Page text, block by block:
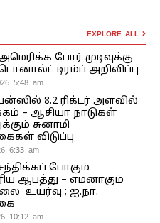
EXPLORE ALL
போர் முடிவுக்கு
டிரம்ப் அறிவிப்பு
5:48 am
8.2 ரிக்டர் அளவில்
– ஆசியா நாடுகள்
சுனாமி
விடுப்பு
6:33 am
போகும்
ஆபத்து – எமனாகும்
உயர்வு ; ஐ.நா.
10:12 am